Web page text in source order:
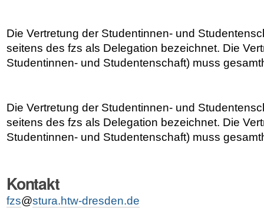
Die Vertretung der Studentinnen- und
seitens des fzs als Delegation bezeichnet. Die
Studentinnen- und Studentenschaft) muss
Die Vertretung der Studentinnen- und
seitens des fzs als Delegation bezeichnet. Die
Studentinnen- und Studentenschaft) muss
Kontakt
fzs@stura.htw-dresden.de